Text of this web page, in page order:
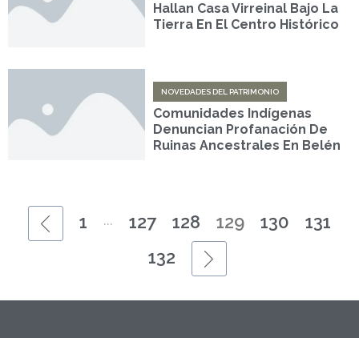
Hallan Casa Virreinal Bajo La
Tierra En El Centro Histórico
NOVEDADES DEL PATRIMONIO
Comunidades Indígenas
Denuncian Profanación De
Ruinas Ancestrales En Belén
1 ... 127 128 129 130
131
132